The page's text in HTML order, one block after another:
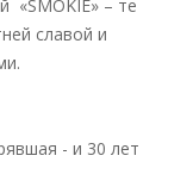
«SMOKIE» – те
славой и
- и 30 лет